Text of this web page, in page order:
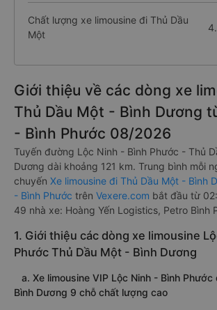
Chất lượng xe limousine đi Thủ Dầu
Một
Giới thiệu về các dòng xe
Thủ Dầu Một - Bình Dương
- Bình Phước 08/2026
Tuyến đường Lộc Ninh - Bình Phước - Thủ
Dương dài khoảng 121 km. Trung bình mỗi
chuyến Xe limousine đi Thủ Dầu Một - Bình
- Bình Phước trên Vexere.com bắt đầu từ
49 nhà xe: Hoàng Yến Logistics, Petro Bình
1. Giới thiệu các dòng xe limousine
Phước Thủ Dầu Một - Bình Dương
a. Xe limousine VIP Lộc Ninh - Bình
Bình Dương 9 chỗ chất lượng cao